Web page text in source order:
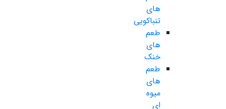
های
تنباکویی
طعم
های
خنک
طعم
های
میوه
ای